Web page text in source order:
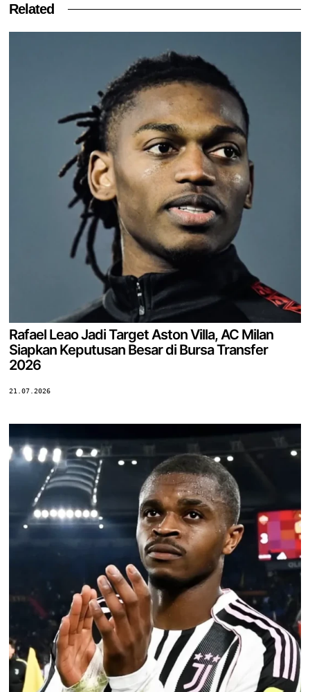
Related
Rafael Leao Jadi Target Aston Villa, AC Milan
Siapkan Keputusan Besar di Bursa Transfer
2026
21.07.2026